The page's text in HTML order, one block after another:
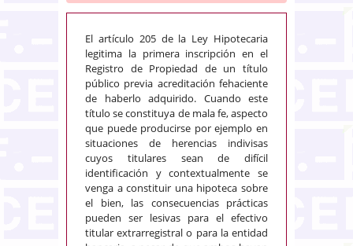
El artículo 205 de la Ley Hipotecaria
legitima la primera inscripción en el
Registro de Propiedad de un título
público previa acreditación fehaciente
de haberlo adquirido. Cuando este
título se constituya de mala fe, aspecto
que puede producirse por ejemplo en
situaciones de herencias indivisas
cuyos titulares sean de difícil
identificación y contextualmente se
venga a constituir una hipoteca sobre
el bien, las consecuencias prácticas
pueden ser lesivas para el efectivo
titular extrarregistral o para la entidad